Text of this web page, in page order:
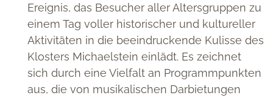
Ereignis, das Besucher aller Altersgruppen zu
einem Tag voller historischer und kultureller
Aktivitäten in die beeindruckende Kulisse des
Klosters Michaelstein einlädt. Es zeichnet
sich durch eine Vielfalt an Programmpunkten
aus, die von musikalischen Darbietungen